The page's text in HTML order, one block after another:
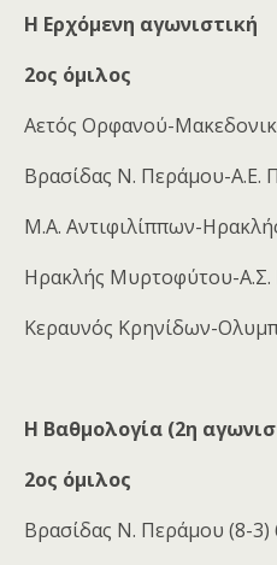
Η Ερχόμενη αγωνιστική
2ος όμιλος
Αετός Ορφανού-
Βρασίδας Ν. Περάμου-Α.Ε.
Μ.Α. Αντιφιλίππων-
Ηρακλής Μυρτοφύτου-Α.Σ.
Κεραυνός Κρηνίδων-
Η Βαθμολογία (2η
2ος όμιλος
Βρασίδας Ν. Περάμου (8-3)